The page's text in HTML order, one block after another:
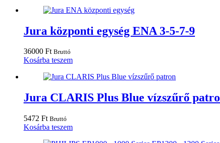
Jura központi egység ENA 3-5-7-9
36000 Ft Bruttó
Kosárba teszem
Jura CLARIS Plus Blue vízszűrő
5472 Ft Bruttó
Kosárba teszem